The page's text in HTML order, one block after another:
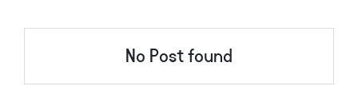
No Post found